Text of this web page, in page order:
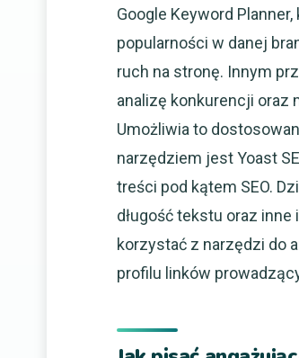
Google Keyword
popularności w danej
ruch na stronę. Innym
analizę konkurencji oraz
Umożliwia to
narzędziem jest Yoast
treści pod kątem SEO.
długość tekstu oraz
korzystać z narzędzi do
profilu linków